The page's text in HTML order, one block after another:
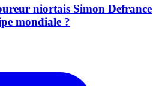
niortais Simon Defrance
mondiale ?